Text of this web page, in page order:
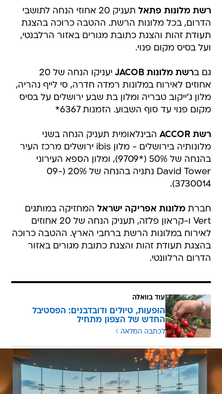
רשת מלונות פתאל
תעניק 20 אחוזי הנחה לתושבי
הדרום, בכל מלונות הרשת. ההטבה כרוכה בהצגת
תעודת זהות והצגת כתובת מגורים באזור הרלבנטי,
ועל בסיס מקום פנוי.
גם ברשת מלונות JACOB
יעניקו הנחה של 20
אחוזים לאירוח במלונות רמדה חדרה, סי לייף נהריה,
מלון ג'ייקוב טבריה ומלון בת שבע ירושלים על בסיס
מקום פנוי עד סוף השבוע. הזמנות 6367*
רשת ACCOR
הבינלאומית תעניק הנחה בשני
מלונותיה בירושלים - מלון ibis ירושלים מרכז העיר
בהנחה של 50% (*9709), ומלון הספא העירוני
David Tower נתניה בהנחה של 20% (09-
3730014).
חברתמלונות אפריקה ישראל המחזיקה במותגים
Vert ו-קראון פלזה, תעניק הנחה של 20 אחוזים
לאירוח במלונות הרשת ברחבי הארץ. ההטבה כרוכה
בהצגת תעודת זהות והצגת כתובת מגורים באזור
הדרום הרלוונטי.
עוד בוואלה
הופעות, טיולים ודובדבנים: הפסטיבל
החדש של הצפון מתחיל
לכתבה המלאה